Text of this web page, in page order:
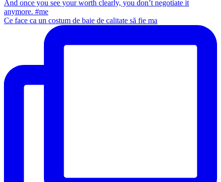
Ce face ca un costum de baie de calitate să fie ma